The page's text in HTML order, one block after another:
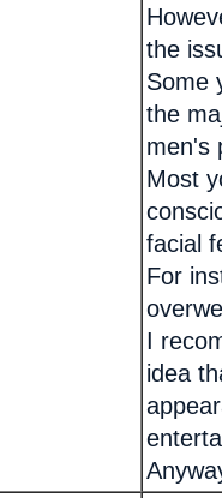
the
Some
the
men's
Most
facial
For
I
idea